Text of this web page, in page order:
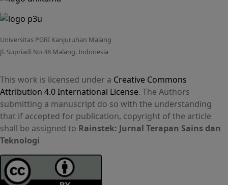
Universitas PGRI Kanjuruhan Malang
Jl. Supriadi No 48 Malang. Indonesia
This work is licensed under a Creative Commons
Attribution 4.0 International License. The Authors
submitting a manuscript do so with the understanding
that if accepted for publication, copyright of the article
shall be assigned to Rainstek: Jurnal Terapan Sains dan
Teknologi